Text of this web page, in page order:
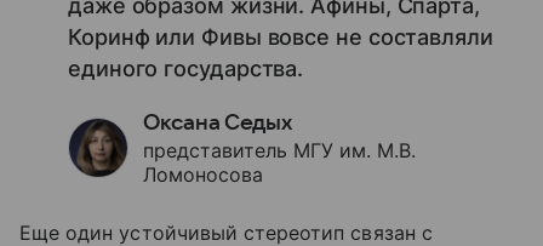
даже образом жизни. Афины, Спарта,
Коринф или Фивы вовсе не составляли
единого государства.
Оксана Седых
представитель МГУ им. М.В.
Ломоносова
Еще один устойчивый стереотип связан с